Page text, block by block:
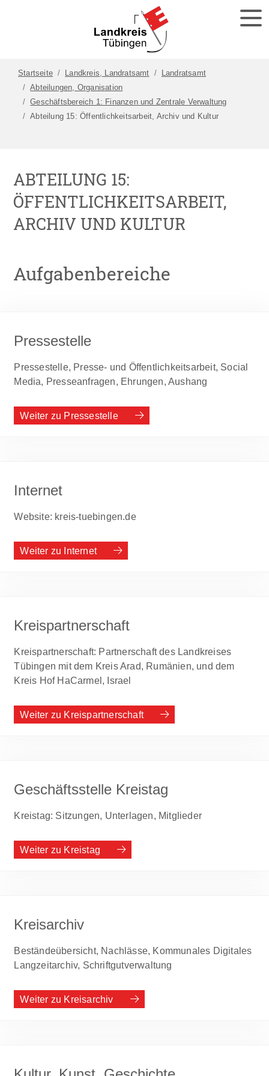
Startseite Landkreis, Landratsamt
Landratsamt
Abteilungen, Organisation
Geschäftsbereich 1: Finanzen und Zentrale Verwaltung
Abteilung 15: Öffentlichkeitsarbeit, Archiv und Kultur
ABTEILUNG 15:
ÖFFENTLICHKEITSARBEIT,
ARCHIV UND KULTUR
Aufgabenbereiche
Pressestelle
Pressestelle, Presse- und Öffentlichkeitsarbeit, Social
Media, Presseanfragen, Ehrungen, Aushang
Weiter zu Pressestelle
Internet
Website: kreis-tuebingen.de
Weiter zu Internet
Kreispartnerschaft
Kreispartnerschaft: Partnerschaft des Landkreises
Tübingen mit dem Kreis Arad, Rumänien, und dem
Kreis Hof HaCarmel, Israel
Weiter zu Kreispartnerschaft
Geschäftsstelle Kreistag
Kreistag: Sitzungen, Unterlagen, Mitglieder
Weiter zu Kreistag
Kreisarchiv
Beständeübersicht, Nachlässe, Kommunales Digitales
Langzeitarchiv, Schriftgutverwaltung
Weiter zu Kreisarchiv